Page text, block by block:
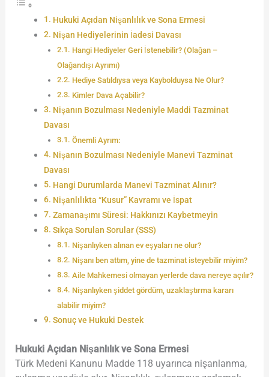
Hukuki Açıdan Nişanlılık ve Sona Ermesi
Nişan Hediyelerinin İadesi Davası
Hangi Hediyeler Geri İstenebilir? (Olağan –
Olağandışı Ayrımı)
Hediye Satıldıysa veya Kaybolduysa Ne Olur?
Kimler Dava Açabilir?
Nişanın Bozulması Nedeniyle Maddi Tazminat
Davası
Önemli Ayrım:
Nişanın Bozulması Nedeniyle Manevi Tazminat
Davası
Hangi Durumlarda Manevi Tazminat Alınır?
Nişanlılıkta “Kusur” Kavramı ve İspat
Zamanaşımı Süresi: Hakkınızı Kaybetmeyin
Sıkça Sorulan Sorular (SSS)
Nişanlıyken alınan ev eşyaları ne olur?
Nişanı ben attım, yine de tazminat isteyebilir miyim?
Aile Mahkemesi olmayan yerlerde dava nereye açılır?
Nişanlıyken şiddet gördüm, uzaklaştırma kararı
alabilir miyim?
Sonuç ve Hukuki Destek
Hukuki Açıdan Nişanlılık ve Sona Ermesi
Türk Medeni Kanunu Madde 118 uyarınca nişanlanma,